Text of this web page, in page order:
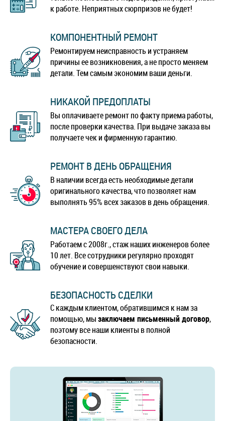
к работе. Неприятных сюрпризов не будет!
КОМПОНЕНТНЫЙ РЕМОНТ
Ремонтируем неисправность и устраняем
причины ее возникновения, а не просто меняем
детали. Тем самым экономим ваши деньги.
НИКАКОЙ ПРЕДОПЛАТЫ
Вы оплачиваете ремонт по факту приема работы,
после проверки качества. При выдаче заказа вы
получаете чек и фирменную гарантию.
РЕМОНТ В ДЕНЬ ОБРАЩЕНИЯ
В наличии всегда есть необходимые детали
оригинального качества, что позволяет нам
выполнять 95% всех заказов в день обращения.
МАСТЕРА СВОЕГО ДЕЛА
Работаем с 2008г., стаж наших инженеров более
10 лет. Все сотрудники регулярно проходят
обучение и совершенствуют свои навыки.
БЕЗОПАСНОСТЬ СДЕЛКИ
С каждым клиентом, обратившимся к нам за
помощью, мызаключаем письменный договор,
поэтому все наши клиенты в полной
безопасности.